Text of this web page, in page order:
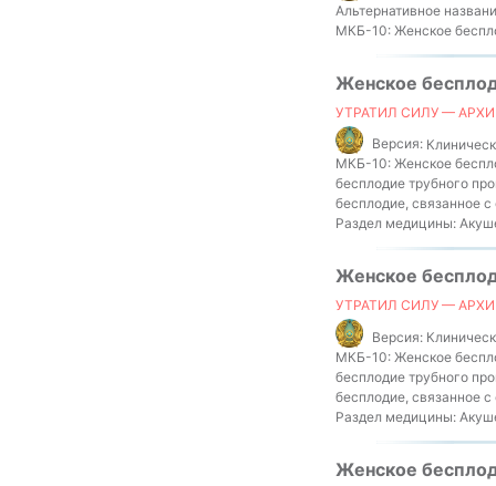
Альтернативное
МКБ-10: Женское
Женское
УТРАТИЛ СИЛУ —
Версия:
МКБ-10: Женское
бесплодие трубного
бесплодие, связанное
Раздел медицины:
Женское
УТРАТИЛ СИЛУ —
Версия:
МКБ-10: Женское
бесплодие трубного
бесплодие, связанное
Раздел медицины:
Женское